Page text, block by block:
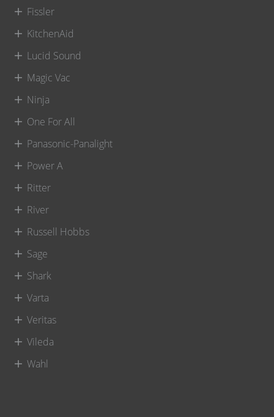
Fissler
KitchenAid
Lucid Sound
Magic Vac
Ninja
One For All
Panasonic-Panalight
Power A
Ritter
River
Russell Hobbs
Sage
Shark
Varta
Veritas
Vileda
Wahl